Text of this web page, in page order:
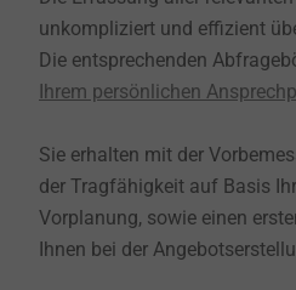
unkompliziert und effizient
Die entsprechenden
Ihrem persönlichen
Sie erhalten mit der
der Tragfähigkeit auf Basis
Vorplanung, sowie einen
Ihnen bei der